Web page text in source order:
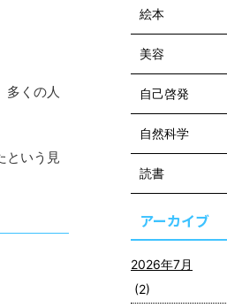
多くの人
という見
絵本
美容
自己啓発
自然科学
読書
アーカイブ
2026年7月
(2)